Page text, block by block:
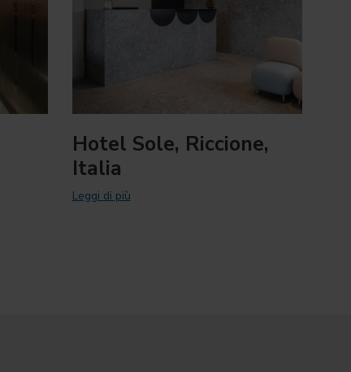
Hotel Sole, Riccione,
Italia
Leggi di più